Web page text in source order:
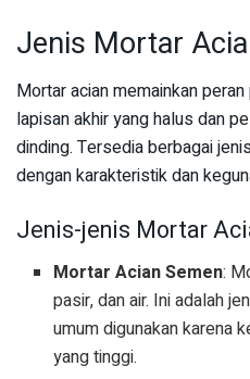
Jenis Mortar
Mortar acian memainkan
lapisan akhir yang halus dan
dinding. Tersedia berbagai
dengan karakteristik dan
Jenis-jenis Mortar
Mortar Acian Semen:
pasir, dan air. Ini adalah
umum digunakan karena
yang tinggi.